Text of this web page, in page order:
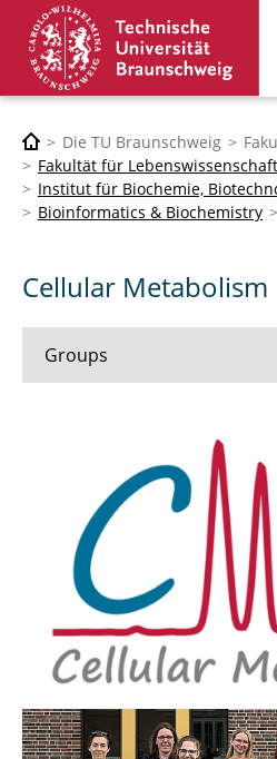
Die TU Braunschweig
Fakultät für
Institut für Biochemie,
Bioinformatics & Biochemistry
Cellular Metabolism
Groups
Cellular Metabolism
Immunometabolism
Pathometabolism of
Standartization for